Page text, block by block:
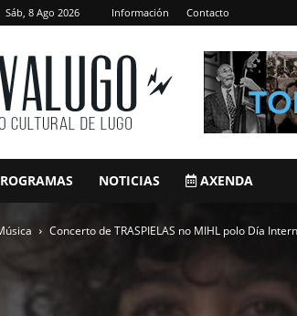
Sáb, 8 Ago 2026 Información Contacto
NOTICIAS AXENDA
Concerto de TRASPIELAS no MIHL polo Día